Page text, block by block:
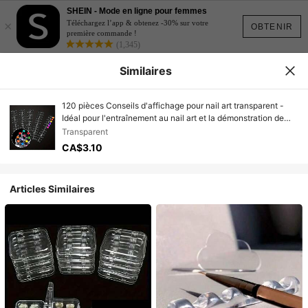
OBTENIR
×
SHEIN - Mode en ligne pour femmes
Téléchargez l’app & obtenez -30% sur votre
première commande !
(1,345)
Similaires
120 pièces Conseils d'affichage pour nail art transparent -
Idéal pour l'entraînement au nail art et la démonstration de
couleurs
Transparent
CA$3.10
Articles Similaires